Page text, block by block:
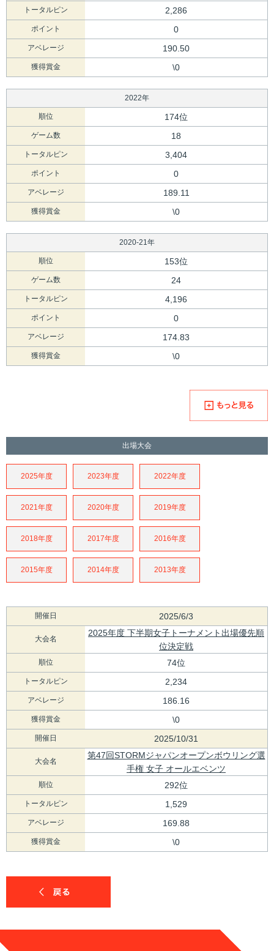
トータルピン 2,286
ポイント 0
アベレージ 190.50
獲得賞金 \0
2022年
順位 174位
ゲーム数 18
トータルピン 3,404
ポイント 0
アベレージ 189.11
獲得賞金 \0
2020-21年
順位 153位
ゲーム数 24
トータルピン 4,196
ポイント 0
アベレージ 174.83
獲得賞金 \0
出場大会
2025年度 2023年度 2022年度
2021年度 2020年度 2019年度
2018年度 2017年度 2016年度
2015年度 2014年度 2013年度
開催日 2025/6/3
大会名
2025年度 下半期女子トーナメント出場優先順
位決定戦
順位 74位
トータルピン 2,234
アベレージ 186.16
獲得賞金 \0
開催日 2025/10/31
大会名
第47回STORMジャパンオープンボウリング選
手権 女子 オールエベンツ
順位 292位
トータルピン 1,529
アベレージ 169.88
獲得賞金 \0